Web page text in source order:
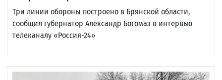
Три линии обороны построено в Брянской области,
сообщил губернатор Александр Богомаз в интервью
телеканалу «Россия-24»